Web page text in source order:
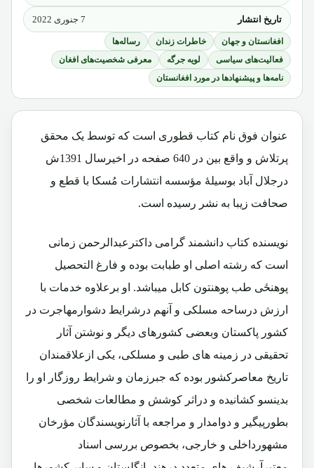
تاریخ انتشار 7 جنوری 2022
افغانستان و جهان خاطرات زندان
رساله‌ها
فعالیت‌های سیاسی
لویه جرگه
معرفی شخصیت‌های افغان
نامه‌ها و پیشنهادها در مورد افغانستان
عنوان فوق نام کتاب قطوری است که توسط یک محقق
پرتلاش و واقع بین در 640 صفحه در اخیرسال 1391ش
درجلال آباد بوسیلۀ مؤسسه انتشارات مُسکا با قطع و
صحافت زیبا به نشر رسیده است.
نویسنده کتاب دانشمند گرامی داکترعبدالرحمن زمانی
است که رشته اصلی او طبابت بوده و فارغ التحصیل
پوهنځی طب پوهنتون کابل میباشد. او برعلاوه خدمات با
ارزش درساحه مسلکی و آنهم درشرایط دشوارمهاجرت در
کشور پاکستان وبعضی کشورهای دیگر و نوشتن آثار
تحقیقی در زمینه های طبی و مسلکی، یکی ازعلاقمندان
تاریخ معاصرکشور بوده که جبرزمان و شرایط روزگار او را
بدینسو کشانیده و دراثر کوشش و مطالعات شخصی
بطورپیگیر و دوامدار و مراجعه با آثارنویسندگان مؤرخان
مشهورداخلی و خارجی، بخصوص بررسی اسناد